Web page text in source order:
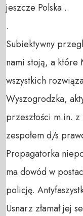
jeszcze Polska...
.
Subiektywny
nami stoją, a które
wszystkich
Wyszogrodzka,
przeszłości m.in.
zespołem d/s
Propagatorka
ma dowód w
policję.
Usnarz złamał jej